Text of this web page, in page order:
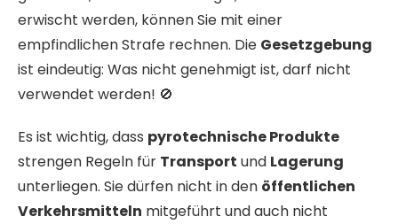
erwischt werden, können Sie mit einer
empfindlichen Strafe rechnen. Die Gesetzgebung
ist eindeutig: Was nicht genehmigt ist, darf nicht
verwendet werden! 🚫
Es ist wichtig, dass pyrotechnische Produkte
strengen Regeln für Transport und Lagerung
unterliegen. Sie dürfen nicht in den öffentlichen
Verkehrsmitteln mitgeführt und auch nicht